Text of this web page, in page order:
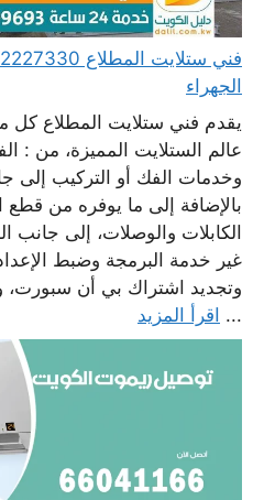
الجهراء
يقدم فني ستلايت المطلاع كل
عالم الستلايت المميزة، من :
وخدمات الفك أو التركيب إلى
بالإضافة إلى ما يوفره من قطع
الكابلات والوصلات، إلى جانب
غير خدمة البرمجة وضبط
وتجديد اشتراك بي أن سبورت،
... اقرأ المزيد